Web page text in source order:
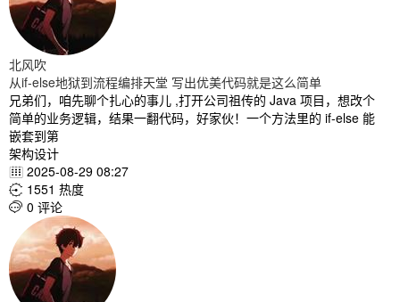
北风吹
从if-else地狱到流程编排天堂 写出优美代码就是这么简单
兄弟们，咱先聊个扎心的事儿 ,打开公司祖传的 Java 项目，想改个
简单的业务逻辑，结果一翻代码，好家伙！一个方法里的 if-else 能
嵌套到第
架构设计
 2025-08-29 08:27
 1551 热度
 0 评论